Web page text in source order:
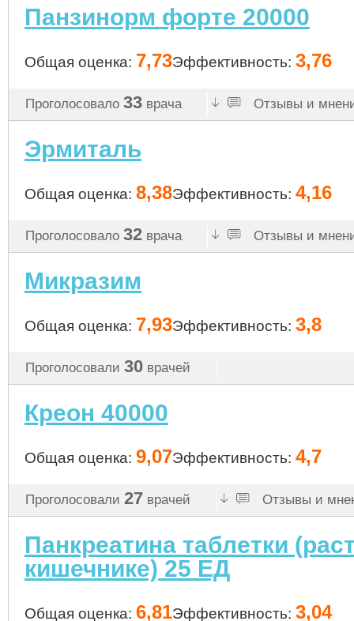
Панзинорм форте 20000
Общая оценка: 7,73Эффективность: 3,76
Проголосовало 33 врача Отзывы и
Эрмиталь
Общая оценка: 8,38Эффективность: 4,16
Проголосовало 32 врача Отзывы и
Микразим
Общая оценка: 7,93Эффективность: 3,8
Проголосовали 30 врачей
Креон 40000
Общая оценка: 9,07Эффективность: 4,7
Проголосовали 27 врачей Отзывы и
Панкреатина таблетки
кишечнике) 25 ЕД
Общая оценка: 6,81Эффективность: 3,04